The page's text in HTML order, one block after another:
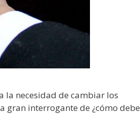
la necesidad de cambiar los
gran interrogante de ¿cómo debe